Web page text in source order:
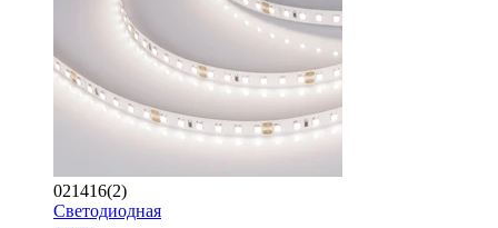
021416(2)
Светодиодная